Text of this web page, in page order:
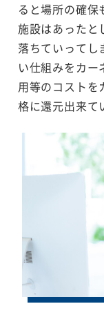
ると場所の確保
施設はあったと
落ちていってし
い仕組みをカー
用等のコストを
格に還元出来て